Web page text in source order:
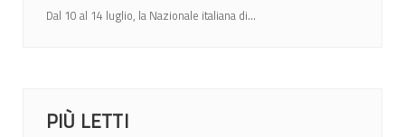
Dal 10 al 14 luglio, la Nazionale italiana di...
PIÙ LETTI